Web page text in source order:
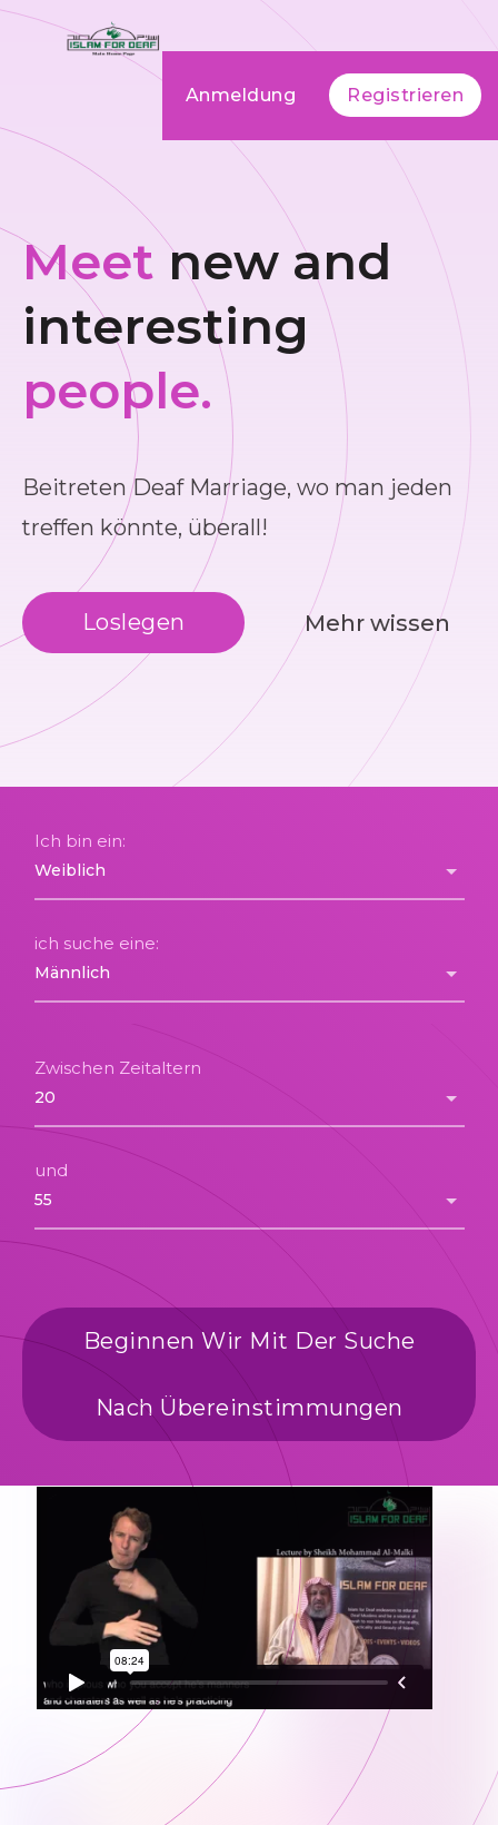
Anmeldung Registrieren
Meet new and
interesting
people.
Beitreten Deaf Marriage, wo man jeden
treffen könnte, überall!
Loslegen Mehr wissen
Ich bin ein:
ich suche eine:
Zwischen Zeitaltern
und
Beginnen Wir Mit Der Suche
Nach Übereinstimmungen